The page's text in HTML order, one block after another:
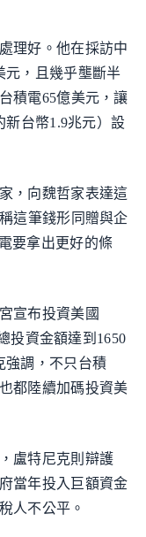
理好。他在採訪中
元，且幾乎壟斷半
積電65億美元，讓
新台幣1.9兆元）設
，向魏哲家表達這
這筆錢形同贈與企
要拿出更好的條
宣布投資美國
投資金額達到1650
強調，不只台積
都陸續加碼投資美
盧特尼克則辯護
當年投入巨額資金
人不公平。